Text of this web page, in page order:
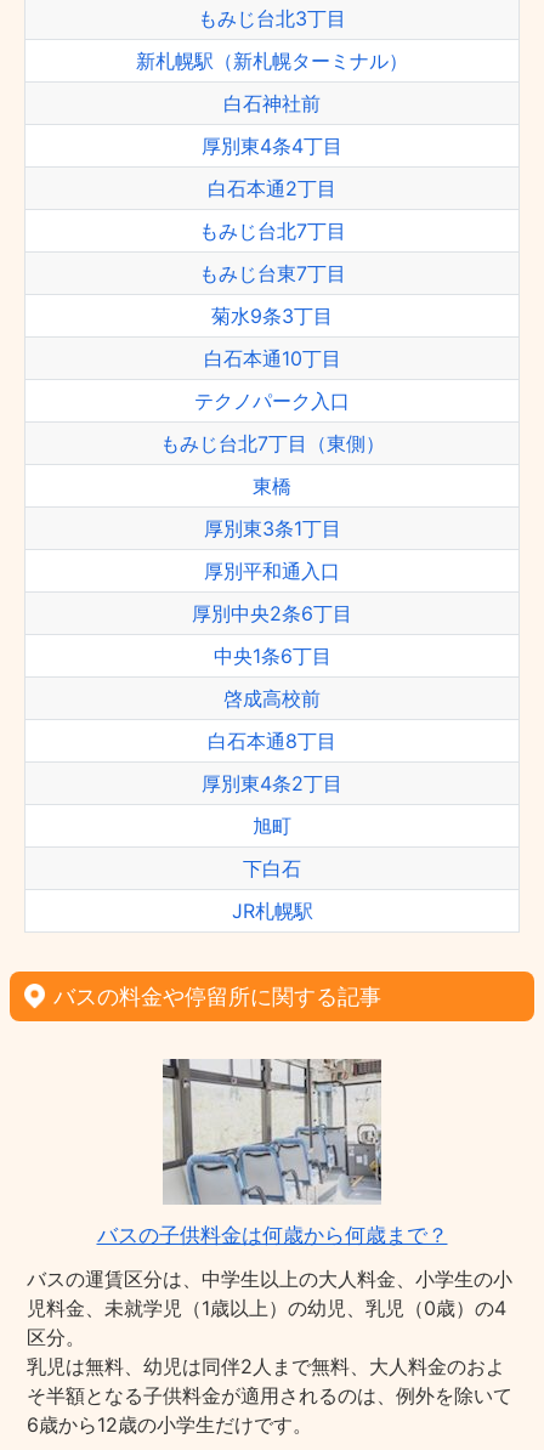
もみじ台北3丁目
新札幌駅（新札幌ターミナル）
白石神社前
厚別東4条4丁目
白石本通2丁目
もみじ台北7丁目
もみじ台東7丁目
菊水9条3丁目
白石本通10丁目
テクノパーク入口
もみじ台北7丁目（東側）
東橋
厚別東3条1丁目
厚別平和通入口
厚別中央2条6丁目
中央1条6丁目
啓成高校前
白石本通8丁目
厚別東4条2丁目
旭町
下白石
JR札幌駅
バスの料金や停留所に関する記事
バスの子供料金は何歳から何歳まで？
バスの運賃区分は、中学生以上の大人料金、小学生の小
児料金、未就学児（1歳以上）の幼児、乳児（0歳）の4
区分。
乳児は無料、幼児は同伴2人まで無料、大人料金のおよ
そ半額となる子供料金が適用されるのは、例外を除いて
6歳から12歳の小学生だけです。